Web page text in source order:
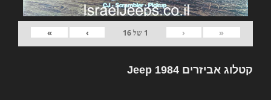
«
‹
1 של16
›
»
קטלוג אביזרים Jeep 1984